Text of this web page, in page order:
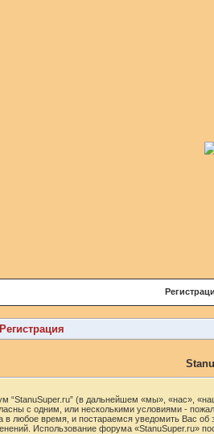
Регистрация
“StanuSuper.ru” (в дальнейшем «мы», «нас»,
с одним, или несколькими условиями -
в любое время, и постараемся уведомить Вас
Использование форума «StanuSuper.ru»